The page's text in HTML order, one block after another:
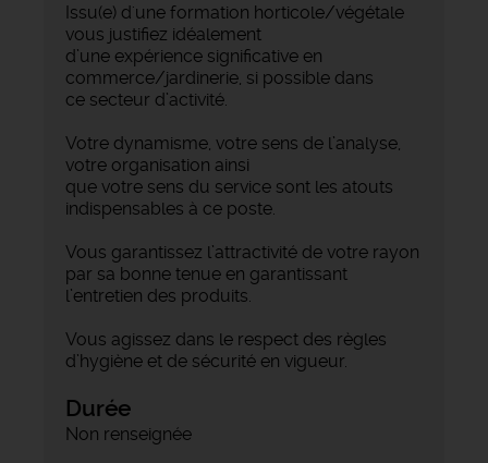
Issu(e) d'une formation horticole/végétale
vous justifiez idéalement
d’une expérience significative en
commerce/jardinerie, si possible dans
ce secteur d’activité.
Votre dynamisme, votre sens de l’analyse,
votre organisation ainsi
que votre sens du service sont les atouts
indispensables à ce poste.
Vous garantissez l’attractivité de votre rayon
par sa bonne tenue en garantissant
l’entretien des produits.
Vous agissez dans le respect des règles
d’hygiène et de sécurité en vigueur.
Durée
Non renseignée